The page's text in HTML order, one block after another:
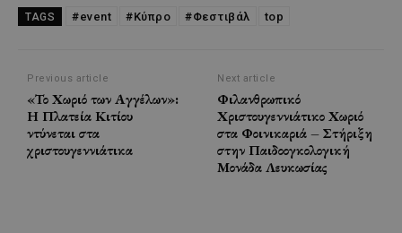
TAGS #event #Κύπρο #Φεστιβάλ top
Previous article
«Το Χωριό των Αγγέλων»:
Η Πλατεία Κιτίου
ντύνεται στα
χριστουγεννιάτικα
Next article
Φιλανθρωπικό
Χριστουγεννιάτικο Χωριό
στα Φοινικαριά – Στήριξη
στην Παιδοογκολογική
Μονάδα Λευκωσίας